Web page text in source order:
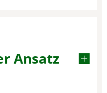
Ansatz